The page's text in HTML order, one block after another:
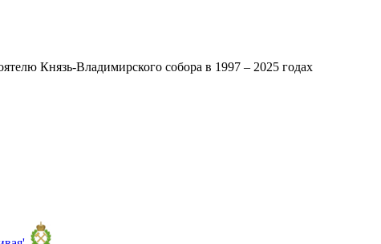
Князь-Владимирского собора в 1997 – 2025 годах